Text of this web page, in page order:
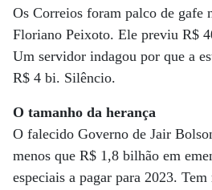
Os Correios foram palco de gafe
Floriano Peixoto. Ele previu R$
Um servidor indagou por que a
R$ 4 bi. Silêncio.
O tamanho da herança
O falecido Governo de Jair
menos que R$ 1,8 bilhão em
especiais a pagar para 2023.